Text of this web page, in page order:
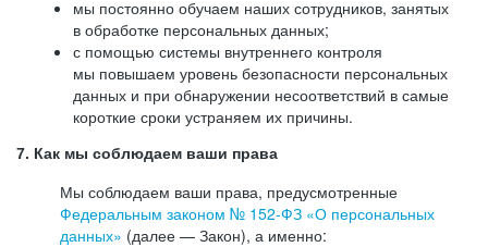
мы постоянно обучаем наших сотрудников, занятых
в обработке персональных данных;
с помощью системы внутреннего контроля
мы повышаем уровень безопасности персональных
данных и при обнаружении несоответствий в самые
короткие сроки устраняем их причины.
7. Как мы соблюдаем ваши права
Мы соблюдаем ваши права, предусмотренные
Федеральным законом № 152-ФЗ «О персональных
данных» (далее — Закон), а именно: